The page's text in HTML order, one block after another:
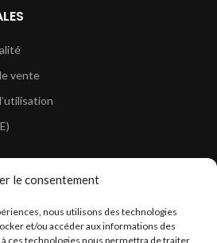
le consentement
nous utilisons des technologies
et/ou accéder aux informations des
ces technologies nous permettra de traiter
vente